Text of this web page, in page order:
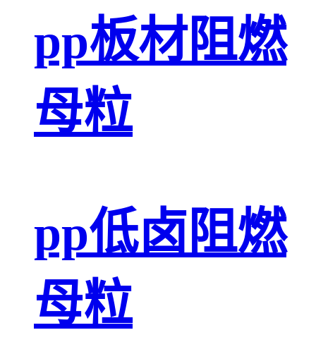
pp板材阻燃
母粒
pp低卤阻燃
母粒